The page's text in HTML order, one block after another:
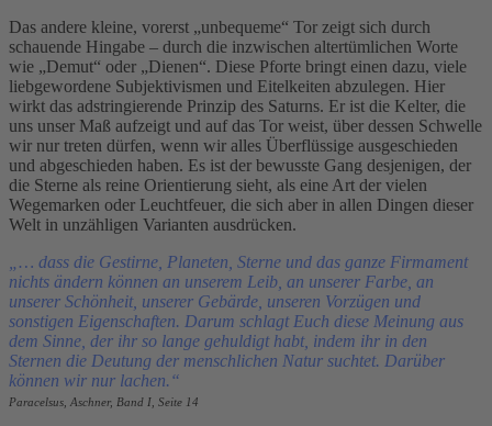
Das andere kleine, vorerst „unbequeme“ Tor zeigt sich durch
schauende Hingabe – durch die inzwischen altertümlichen Worte
wie „Demut“ oder „Dienen“. Diese Pforte bringt einen dazu, viele
liebgewordene Subjektivismen und Eitelkeiten abzulegen. Hier
wirkt das adstringierende Prinzip des Saturns. Er ist die Kelter, die
uns unser Maß aufzeigt und auf das Tor weist, über dessen Schwelle
wir nur treten dürfen, wenn wir alles Überflüssige ausgeschieden
und abgeschieden haben. Es ist der bewusste Gang desjenigen, der
die Sterne als reine Orientierung sieht, als eine Art der vielen
Wegemarken oder Leuchtfeuer, die sich aber in allen Dingen dieser
Welt in unzähligen Varianten ausdrücken.
„… dass die Gestirne, Planeten, Sterne und das ganze Firmament
nichts ändern können an unserem Leib, an unserer Farbe, an
unserer Schönheit, unserer Gebärde, unseren Vorzügen und
sonstigen Eigenschaften. Darum schlagt Euch diese Meinung aus
dem Sinne, der ihr so lange gehuldigt habt, indem ihr in den
Sternen die Deutung der menschlichen Natur suchtet. Darüber
können wir nur lachen.“
Paracelsus, Aschner, Band I, Seite 14